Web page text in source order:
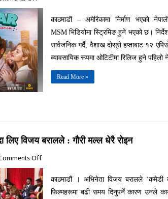
वेब
सिरिज
अमेरिका’
MSM भिडियोमा
स्ट्रिमिङ
काठमाडौं – अमेरिकामा निर्माण भएको
MSM भिडियोमा स्ट्रिमिङ हुने भएको छ।
सार्वजनिक गर्दै, वैशाख दोस्रो हप्ताबाट १२
व्यावसायिक रूपमा ओटिटीमा रिलिज हुने पहिलो
Read More »
लिए विजय बरालले : गौरी मल्ल धेरै रोइन
Offon
सवैलाई
रुवाउँदै
कमेडी
दरबारबाट
काठमाडौं । अभिनेता विजय बरालले ‘कमेडी
फिल्महरूमा बढी समय दिनुपर्ने कारण उनले